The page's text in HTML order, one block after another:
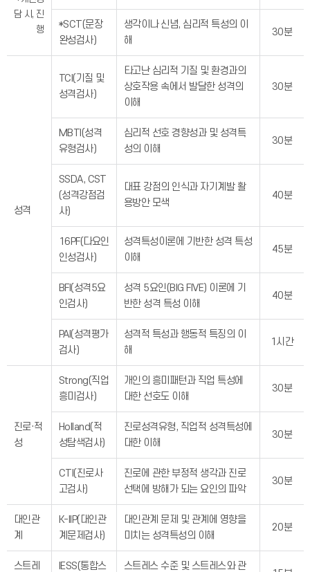
담 시, 진
행
*SCT(문장
완성검사)
생각이나 신념, 심리적 특성의 이
해
30분
성격
TCI(기질 및
성격검사)
타고난 심리적 기질 및 환경과의
상호작용 속에서 발달한 성격의
이해
30분
MBTI(성격
유형검사)
심리적 선호 경향성과 및 성격특
성의 이해
30분
SSDA, CST
(성격강점검
사)
대표 강점의 인식과 자기계발 활
용방안 모색
40분
16PF(다요인
인성검사)
성격특성이론에 기반한 성격 특성
이해
45분
BFI(성격5요
인검사)
성격 5요인(BIG FIVE) 이론에 기
반한 성격 특성 이해
40분
PAI(성격평가
검사)
성격적 특성과 행동적 특징의 이
해
1시간
진로·적
성
Strong(직업
흥미검사)
개인의 흥미패턴과 직업 특성에
대한 선호도 이해
30분
Holland(적
성탐색검사)
진로성격유형, 직업적 성격특성에
대한 이해
30분
CTI(진로사
고검사)
진로에 관한 부정적 생각과 진로
선택에 방해가 되는 요인의 파악
30분
대인관
계
K-IIP(대인관
계문제검사)
대인관계 문제 및 관계에 영향을
미치는 성격특성의 이해
20분
스트레 IESS(통합스 스트레스 수준 및 스트레스와 관